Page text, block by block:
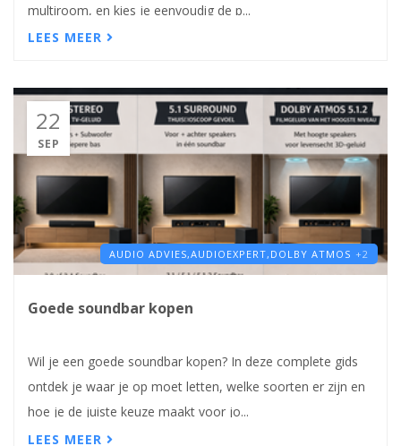
multiroom, en kies je eenvoudig de p...
LEES MEER
22
SEP
AUDIO ADVIES,AUDIOEXPERT, DOLBY ATMOS +2
Goede soundbar kopen
Wil je een goede soundbar kopen? In deze complete gids
ontdek je waar je op moet letten, welke soorten er zijn en
hoe je de juiste keuze maakt voor jo...
LEES MEER